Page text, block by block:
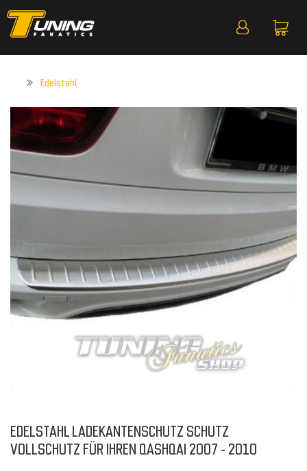
Edelstahl
EDELSTAHL LADEKANTENSCHUTZ SCHUTZ
VOLLSCHUTZ FÜR IHREN QASHQAI 2007 - 2010